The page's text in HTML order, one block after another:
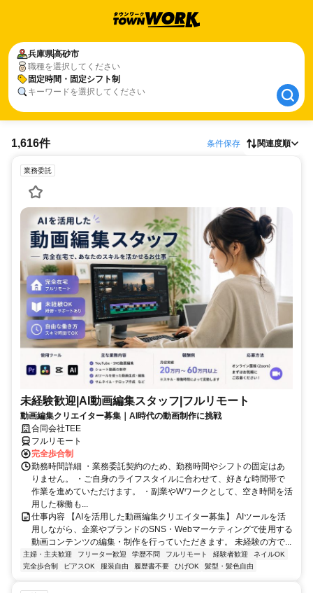
兵庫県高砂市
職種を選択してください
固定時間・固定シフト制
キーワードを選択してください
兵庫県高砂市
固定時間・固定シフト制
1,616件 条件保存 関連度順
業務委託
未経験歓迎|AI動画編集スタッフ|フルリモート
動画編集クリエイター募集｜AI時代の動画制作に挑戦
合同会社TEE
フルリモート
完全歩合制
勤務時間詳細 ・業務委託契約のため、勤務時間やシフトの固定はあ
りません。 ・ご自身のライフスタイルに合わせて、好きな時間帯で
作業を進めていただけます。 ・副業やWワークとして、空き時間を活
用した稼働も...
仕事内容 【AIを活用した動画編集クリエイター募集】 AIツールを活
用しながら、企業やブランドのSNS・Webマーケティングで使用する
動画コンテンツの編集・制作を行っていただきます。 未経験の方で...
主婦・主夫歓迎 フリーター歓迎 学歴不問 フルリモート 経験者歓迎
ネイルOK
完全歩合制
ピアスOK 服装自由 履歴書不要 ひげOK 髪型・髪色自由